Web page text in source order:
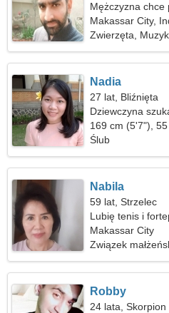
Mężczyzna chce
Makassar City,
Zwierzęta,
Nadia
27 lat, Bliźnięta
Dziewczyna
169 cm (5'7"),
Ślub
Nabila
59 lat, Strzelec
Lubię tenis i
Makassar City
Związek
Robby
24 lata, Skorpion